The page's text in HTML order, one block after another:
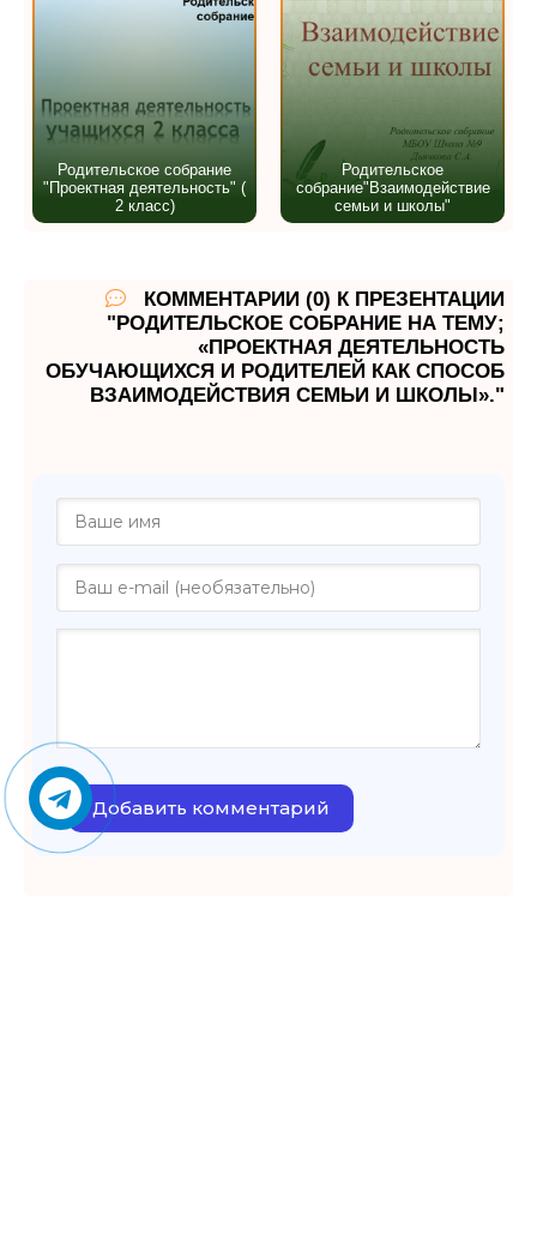
Родительское собрание
"Проектная деятельность" (
2 класс)
Родительское
собрание"Взаимодействие
семьи и школы"
КОММЕНТАРИИ (0) К ПРЕЗЕНТАЦИИ
"РОДИТЕЛЬСКОЕ СОБРАНИЕ НА ТЕМУ;
«ПРОЕКТНАЯ ДЕЯТЕЛЬНОСТЬ
ОБУЧАЮЩИХСЯ И РОДИТЕЛЕЙ КАК СПОСОБ
ВЗАИМОДЕЙСТВИЯ СЕМЬИ И ШКОЛЫ»."
Добавить комментарий